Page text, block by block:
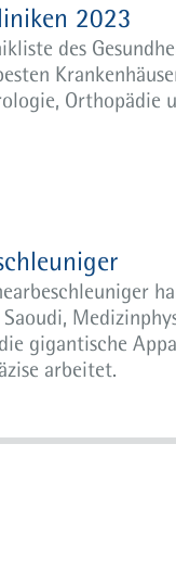
2023
des
gigantische
arbeitet.